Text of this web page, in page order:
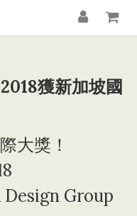
2018獲新加坡國
大獎！
Design Group